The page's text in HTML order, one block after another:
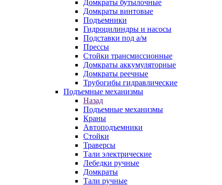
Домкраты бутылочные
Домкраты винтовые
Подъемники
Гидроцилиндры и насосы
Подставки под а/м
Прессы
Стойки трансмиссионные
Домкраты аккумуляторные
Домкраты реечные
Трубогибы гидравлические
Подъемные механизмы
Назад
Подъемные механизмы
Краны
Автоподъемники
Стойки
Траверсы
Тали электрические
Лебедки ручные
Домкраты
Тали ручные